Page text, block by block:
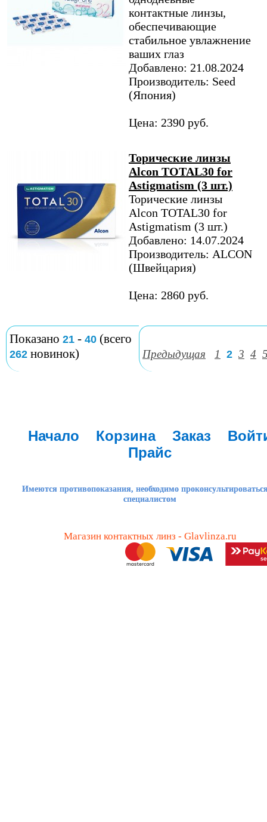
контактные линзы,
обеспечивающие
стабильное увлажнение
ваших глаз
Добавлено: 21.08.2024
Производитель: Seed
(Япония)
Цена: 2390 руб.
Торические линзы
Alcon TOTAL30 for
Astigmatism (3 шт.)
Торические линзы
Alcon TOTAL30 for
Astigmatism (3 шт.)
Добавлено: 14.07.2024
Производитель: ALCON
(Швейцария)
Цена: 2860 руб.
Показано 21 - 40 (всего
262 новинок) Предыдущая 1 2 3 4
Начало Корзина Заказ
Прайс
Имеются противопоказания, необходимо
специалистом
Магазин контактных линз - Glavlinza.ru